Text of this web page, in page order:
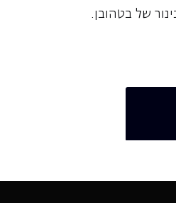
של בטהובן.